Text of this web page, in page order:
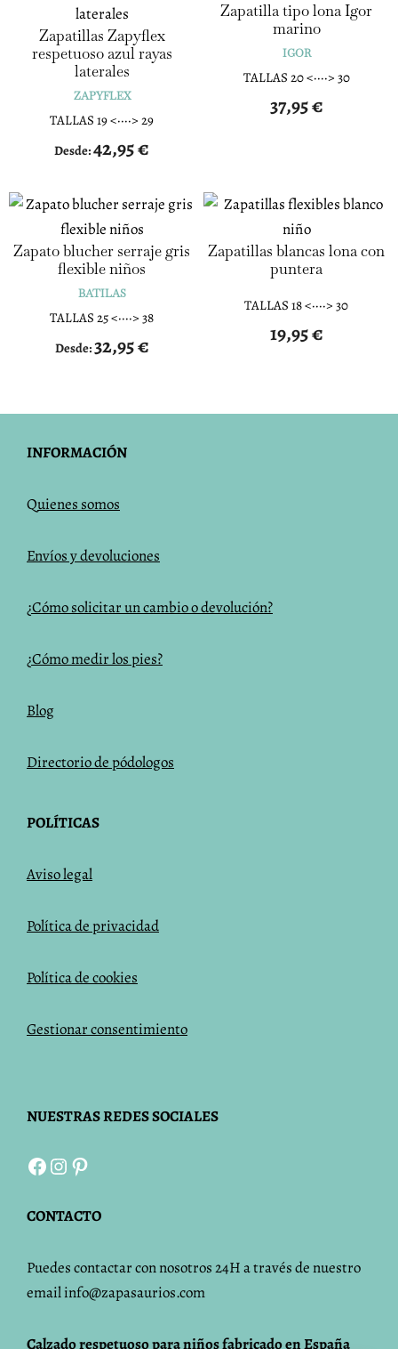
Zapatillas Zapyflex
respetuoso azul rayas
laterales
ZAPYFLEX
TALLAS 19 <····> 29
Desde:42,95€
Zapatilla tipo lona Igor
marino
IGOR
TALLAS 20 <····> 30
37,95€
Zapato blucher serraje gris
flexible niños
BATILAS
TALLAS 25 <····> 38
Desde:32,95€
Zapatillas blancas lona con
puntera
TALLAS 18 <····> 30
19,95€
INFORMACIÓN
Quienes somos
Envíos y devoluciones
¿Cómo solicitar un cambio o devolución?
¿Cómo medir los pies?
Blog
Directorio de pódologos
POLÍTICAS
Aviso legal
Política de privacidad
Política de cookies
Gestionar consentimiento
NUESTRAS REDES SOCIALES
Facebook
Instagram
Pinterest
CONTACTO
Puedes contactar con nosotros 24H a través de nuestro
email info@zapasaurios.com
Calzado respetuoso para niños fabricado en España